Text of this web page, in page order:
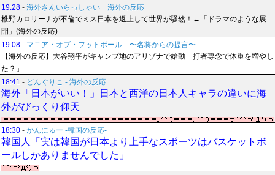
19:28 - 海外さんいらっしゃい 海外の反応
椎野カロリーナが不倫でミス日本を返上して世界が騒然！←「ドラマのような展
開」(海外の反応)
19:08 - マニア・オブ・フットボール 〜名将からの提言〜
【海外の反応】大谷翔平がキャンプ地のアリゾナで始動「打者専念で体重を増やし
た？」
18:41 - どんぐりこ - 海外の反応
海外「日本がいい！」日本と西洋の日本人キャラの違いに海
外がびっくり仰天
18:30 - かんにゅー -韓国の反応-
韓国人「実は韓国が日本より上手なスポーツはバスケットボ
ールしかありませんでした」